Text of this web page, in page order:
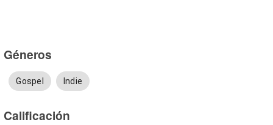
Géneros
Gospel Indie
Calificación